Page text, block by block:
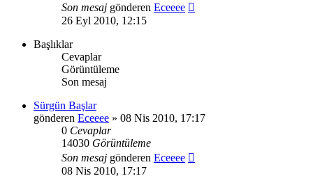
Son mesaj gönderen Eceeee
26 Eyl 2010, 12:15
Başlıklar
Cevaplar
Görüntüleme
Son mesaj
Sürgün Başlar
gönderen Eceeee » 08 Nis 2010, 17:17
0 Cevaplar
14030 Görüntüleme
Son mesaj gönderen Eceeee
08 Nis 2010, 17:17